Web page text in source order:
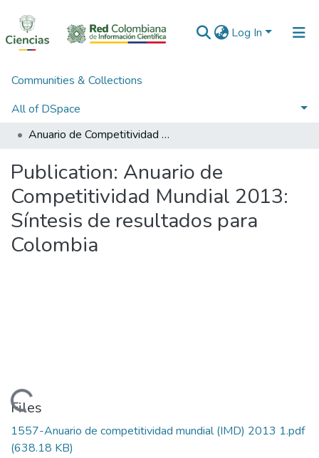
Log In
Communities & Collections
All of DSpace
Statistics
Home
Anuario de Competitividad Mundial 2013: Síntesis de resultados para Colombia
Publication: Anuario de
Competitividad Mundial 2013:
Síntesis de resultados para
Colombia
Loading...
Files
1557-Anuario de competitividad mundial (IMD) 2013 1.pdf
(638.18 KB)